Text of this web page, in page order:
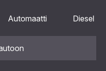
Automaatti Diesel